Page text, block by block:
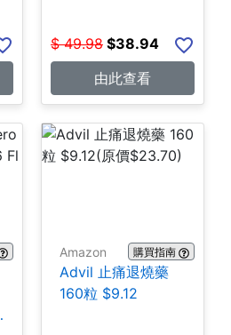
$ 49.98 $38.94
由此查看
Amazon 購買指南
Advil 止痛退燒藥
160粒 $9.12